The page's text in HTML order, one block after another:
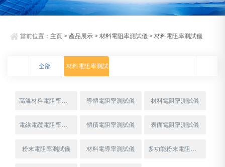
當前位置： 主頁 > 產品展示 >材料電阻率測試儀 >材料電阻率測試儀
全部 材料電阻率測試儀
導體電阻率測試儀 材料電阻率測試儀
體積電阻率測試儀 表面電阻率測試儀
粉末電阻率測試儀 材料電導率測試儀